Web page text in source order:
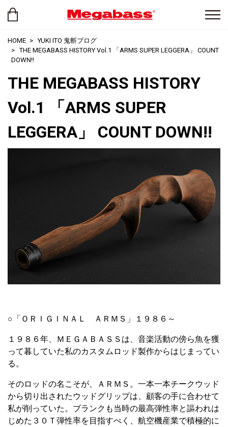
HOME
YUKI ITO 鬼斬ブログ
THE MEGABASS HISTORY Vol.1 「ARMS SUPER LEGGERA」 COUNT
DOWN!!
THE MEGABASS HISTORY
Vol.1 「ARMS SUPER
LEGGERA」 COUNT DOWN!!
○「ＯＲＩＧＩＮＡＬ ＡＲＭＳ」１９８６～
１９８６年、ＭＥＧＡＢＡＳＳは、音楽活動の傍ら魚を獲
って暮していた私のカスタムロッド製作からはじまってい
る。
そのロッドの名こそが、ＡＲＭＳ。一本一本チークウッド
から切り出されたウッドグリップは、顧客の手に合わせて
私が削っていた。ブランクも当時の最高弾性率と謳われは
じめた３０Ｔ弾性率を目指すべく、航空機産業で積極的に